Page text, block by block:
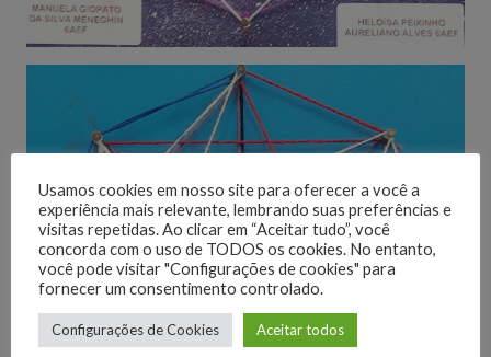
Usamos cookies em nosso site para oferecer a você a
experiência mais relevante, lembrando suas preferências e
visitas repetidas. Ao clicar em “Aceitar tudo”, você
concorda com o uso de TODOS os cookies. No entanto,
você pode visitar "Configurações de cookies" para
fornecer um consentimento controlado.
Configurações de Cookies Aceitar todos